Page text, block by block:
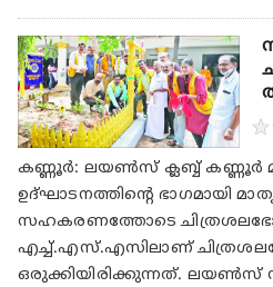
★
കണ്ണൂർ: ലയൺസ് ക്ലബ്ബ്‌ കണ്ണൂർ
ഉദ്ഘാടനത്തിന്റെ ഭാഗമായി
സഹകരണത്തോടെ
എച്ച്.എസ്.എസിലാണ്
ഒരുക്കിയിരിക്കുന്നത്. ലയൺസ്